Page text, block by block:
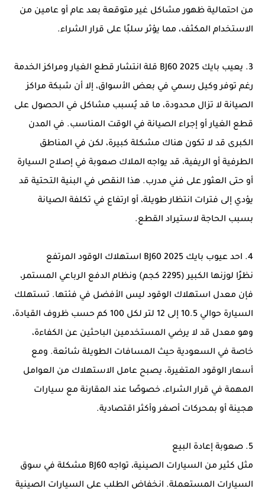
من احتمالية ظهور مشاكل غير متوقعة بعد عام أو عامين من
الاستخدام المكثف، مما يؤثر سلبًا على قرار الشراء.
3. يعيب بايك BJ60 2025 قلة انتشار قطع الغيار ومراكز الخدمة
رغم توفر وكيل رسمي في بعض الأسواق، إلا أن شبكة مراكز
الصيانة لا تزال محدودة، ما قد يُسبب مشاكل في الحصول على
قطع الغيار أو إجراء الصيانة في الوقت المناسب. في المدن
الكبرى قد لا تكون هناك مشكلة كبيرة، لكن في المناطق
الطرفية أو الريفية، قد يواجه الملاك صعوبة في إصلاح السيارة
أو حتى العثور على فني مدرب. هذا النقص في البنية التحتية قد
يؤدي إلى فترات انتظار طويلة، أو ارتفاع في تكلفة الصيانة
بسبب الحاجة لاستيراد القطع.
4. احد عيوب بايك BJ60 2025 استهلاك الوقود المرتفع
نظرًا لوزنها الكبير (2295 كجم) ونظام الدفع الرباعي المستمر،
فإن معدل استهلاك الوقود ليس الأفضل في فئتها. تستهلك
السيارة حوالي 10.5 إلى 12 لتر لكل 100 كم حسب ظروف القيادة،
وهو معدل قد لا يرضي المستخدمين الباحثين عن الكفاءة،
خاصة في السعودية حيث المسافات الطويلة شائعة. ومع
أسعار الوقود المتغيرة، يصبح عامل الاستهلاك من العوامل
المهمة في قرار الشراء، خصوصًا عند المقارنة مع سيارات
هجينة أو بمحركات أصغر وأكثر اقتصادية.
5. صعوبة إعادة البيع
مثل كثير من السيارات الصينية، تواجه BJ60 مشكلة في سوق
السيارات المستعملة. انخفاض الطلب على السيارات الصينية